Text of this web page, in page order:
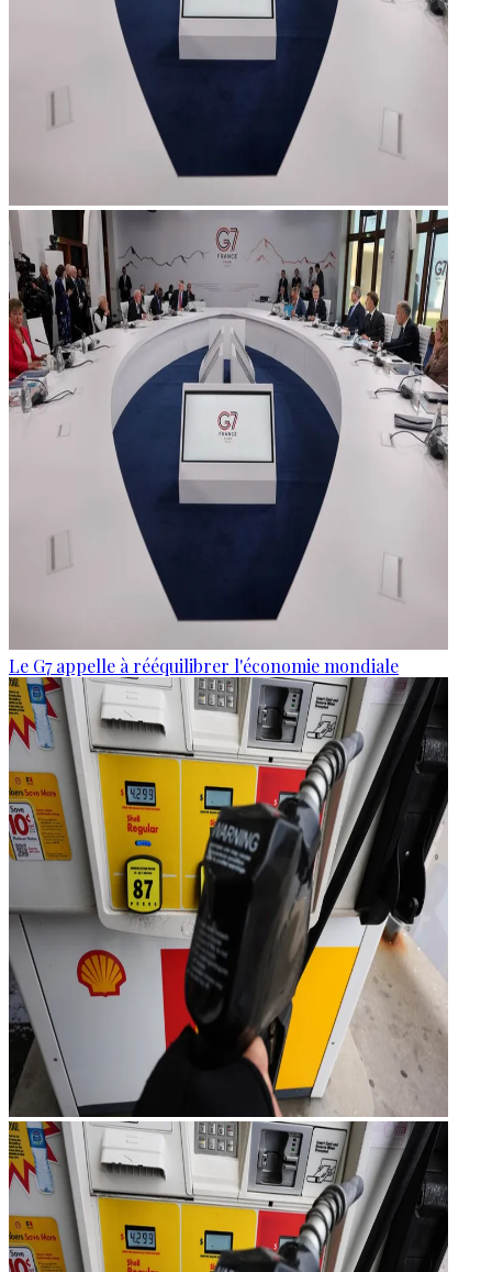
Le G7 appelle à rééquilibrer l'économie mondiale